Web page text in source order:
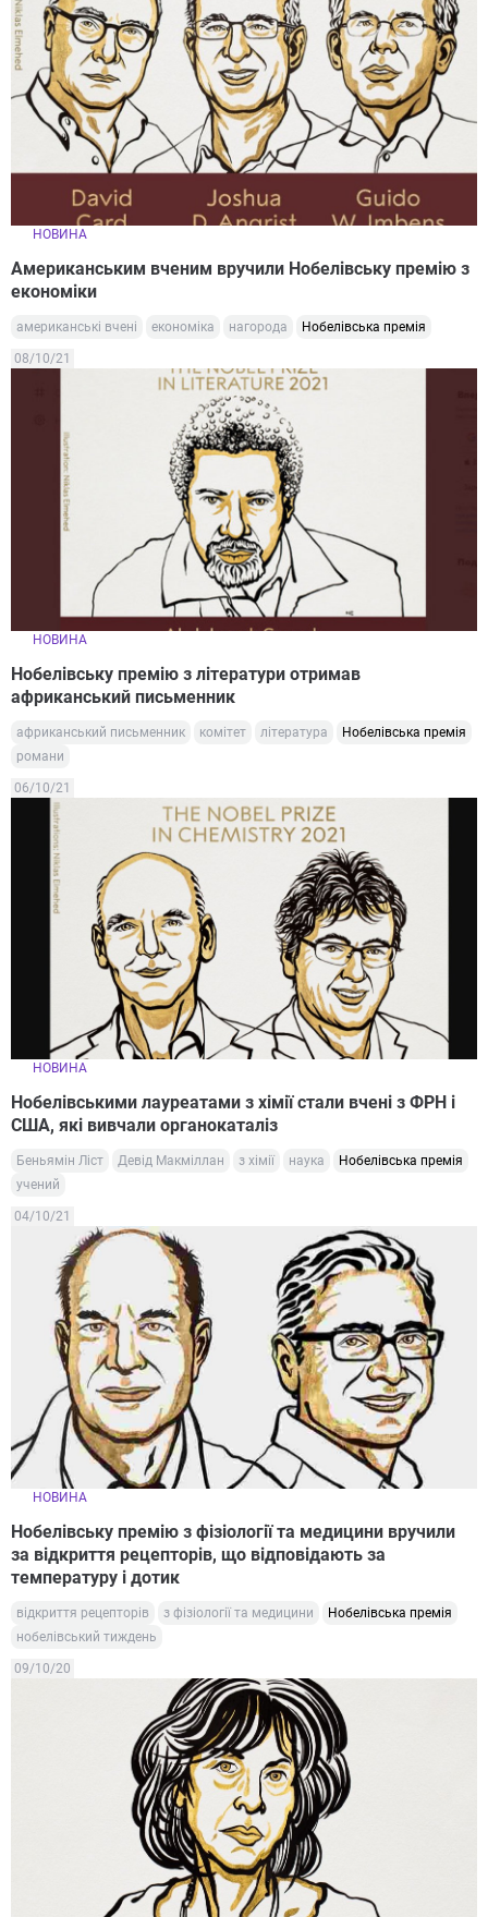
НОВИНА
Американським вченим вручили Нобелівську премію з
економіки
американські вчені економіка нагорода Нобелівська премія
08/10/21
НОВИНА
Нобелівську премію з літератури отримав
африканський письменник
африканський письменник комітет література
Нобелівська премія
романи
06/10/21
НОВИНА
Нобелівськими лауреатами з хімії стали вчені з ФРН і
США, які вивчали органокаталіз
Беньямін Ліст Девід Макміллан з хімії наука
Нобелівська премія
учений
04/10/21
НОВИНА
Нобелівську премію з фізіології та медицини вручили
за відкриття рецепторів, що відповідають за
температуру і дотик
відкриття рецепторів з фізіології та медицини
Нобелівська премія
нобелівський тиждень
09/10/20